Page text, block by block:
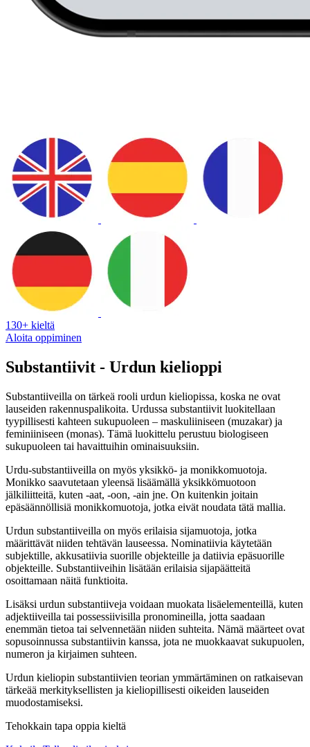
130+ kieltä
Aloita oppiminen
Substantiivit - Urdun kielioppi
Substantiiveilla on tärkeä rooli urdun kieliopissa, koska ne ovat
lauseiden rakennuspalikoita. Urdussa substantiivit luokitellaan
tyypillisesti kahteen sukupuoleen – maskuliiniseen (muzakar) ja
feminiiniseen (monas). Tämä luokittelu perustuu biologiseen
sukupuoleen tai havaittuihin ominaisuuksiin.
Urdu-substantiiveilla on myös yksikkö- ja monikkomuotoja.
Monikko saavutetaan yleensä lisäämällä yksikkömuotoon
jälkiliitteitä, kuten -aat, -oon, -ain jne. On kuitenkin joitain
epäsäännöllisiä monikkomuotoja, jotka eivät noudata tätä mallia.
Urdun substantiiveilla on myös erilaisia sijamuotoja, jotka
määrittävät niiden tehtävän lauseessa. Nominatiivia käytetään
subjektille, akkusatiivia suorille objekteille ja datiivia epäsuorille
objekteille. Substantiiveihin lisätään erilaisia sijapäätteitä
osoittamaan näitä funktioita.
Lisäksi urdun substantiiveja voidaan muokata lisäelementeillä, kuten
adjektiiveilla tai possessiivisilla pronomineilla, jotta saadaan
enemmän tietoa tai selvennetään niiden suhteita. Nämä määrteet ovat
sopusoinnussa substantiivin kanssa, jota ne muokkaavat sukupuolen,
numeron ja kirjaimen suhteen.
Urdun kieliopin substantiivien teorian ymmärtäminen on ratkaisevan
tärkeää merkityksellisten ja kieliopillisesti oikeiden lauseiden
muodostamiseksi.
Tehokkain tapa oppia kieltä